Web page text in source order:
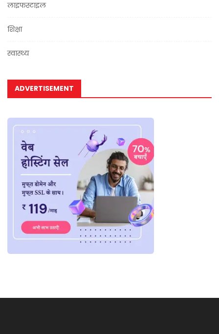
लाइफस्टाइल
शिक्षा
स्वास्थ्य
ADVERTISEMENT